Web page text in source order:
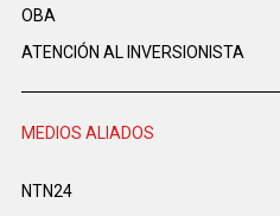
OBA
ATENCIÓN AL INVERSIONISTA
MEDIOS ALIADOS
NTN24